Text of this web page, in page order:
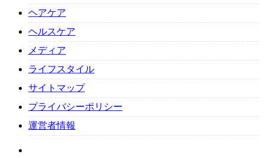
ヘアケア
ヘルスケア
メディア
ライフスタイル
サイトマップ
プライバシーポリシー
運営者情報